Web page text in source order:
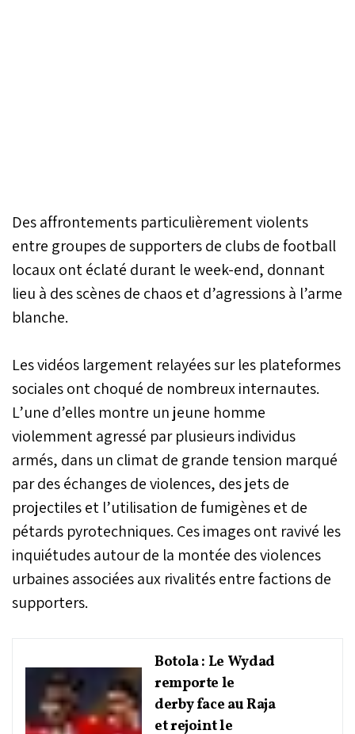
Des affrontements particulièrement violents
entre groupes de supporters de clubs de football
locaux ont éclaté durant le week-end, donnant
lieu à des scènes de chaos et d’agressions à l’arme
blanche.
Les vidéos largement relayées sur les plateformes
sociales ont choqué de nombreux internautes.
L’une d’elles montre un jeune homme
violemment agressé par plusieurs individus
armés, dans un climat de grande tension marqué
par des échanges de violences, des jets de
projectiles et l’utilisation de fumigènes et de
pétards pyrotechniques. Ces images ont ravivé les
inquiétudes autour de la montée des violences
urbaines associées aux rivalités entre factions de
supporters.
Botola : Le Wydad
remporte le
derby face au Raja
et rejoint le